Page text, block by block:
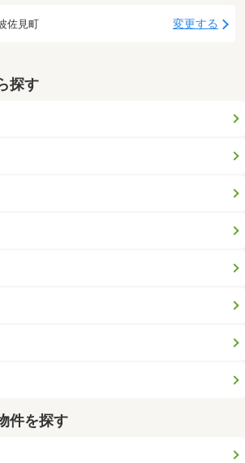
佐見町 変更する
探す
件を探す